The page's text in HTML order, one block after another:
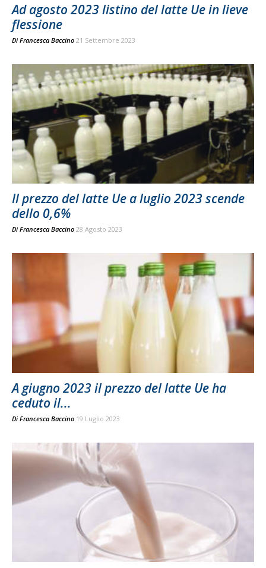
Ad agosto 2023 listino del latte Ue in lieve
flessione
Di Francesca Baccino 21 Settembre 2023
Il prezzo del latte Ue a luglio 2023 scende
dello 0,6%
Di Francesca Baccino 28 Agosto 2023
A giugno 2023 il prezzo del latte Ue ha
ceduto il...
Di Francesca Baccino 19 Luglio 2023